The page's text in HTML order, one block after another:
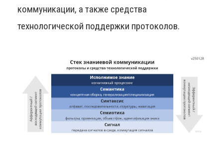
коммуникации, а также средства
технологической поддержки протоколов.